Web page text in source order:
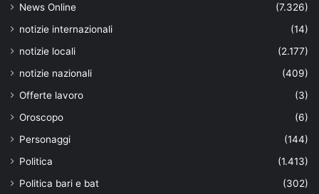
News Online
(7.326)
notizie internazionali
(14)
notizie locali
(2.177)
notizie nazionali
(409)
Offerte lavoro
(3)
Oroscopo
(6)
Personaggi
(144)
Politica
(1.413)
Politica bari e bat
(302)